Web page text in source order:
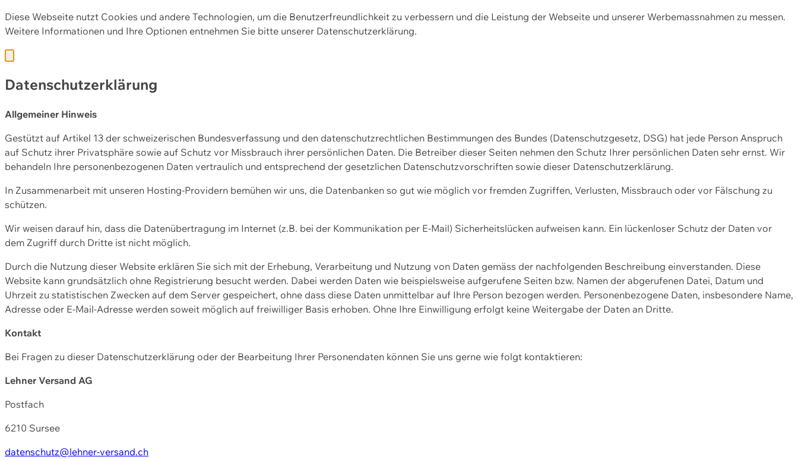
Diese Webseite nutzt Cookies und andere Technologien, um die Benutzerfreundlichkeit zu verbessern und die Leistung der Webseite und unserer Werbemassnahmen zu messen.
Weitere Informationen und Ihre Optionen entnehmen Sie bitte unserer Datenschutzerklärung.
Datenschutzerklärung
Allgemeiner Hinweis
Gestützt auf Artikel 13 der schweizerischen Bundesverfassung und den datenschutzrechtlichen Bestimmungen des Bundes (Datenschutzgesetz, DSG) hat jede Person Anspruch
auf Schutz ihrer Privatsphäre sowie auf Schutz vor Missbrauch ihrer persönlichen Daten. Die Betreiber dieser Seiten nehmen den Schutz Ihrer persönlichen Daten sehr ernst. Wir
behandeln Ihre personenbezogenen Daten vertraulich und entsprechend der gesetzlichen Datenschutzvorschriften sowie dieser Datenschutzerklärung.
In Zusammenarbeit mit unseren Hosting-Providern bemühen wir uns, die Datenbanken so gut wie möglich vor fremden Zugriffen, Verlusten, Missbrauch oder vor Fälschung zu
schützen.
Wir weisen darauf hin, dass die Datenübertragung im Internet (z.B. bei der Kommunikation per E-Mail) Sicherheitslücken aufweisen kann. Ein lückenloser Schutz der Daten vor
dem Zugriff durch Dritte ist nicht möglich.
Durch die Nutzung dieser Website erklären Sie sich mit der Erhebung, Verarbeitung und Nutzung von Daten gemäss der nachfolgenden Beschreibung einverstanden. Diese
Website kann grundsätzlich ohne Registrierung besucht werden. Dabei werden Daten wie beispielsweise aufgerufene Seiten bzw. Namen der abgerufenen Datei, Datum und
Uhrzeit zu statistischen Zwecken auf dem Server gespeichert, ohne dass diese Daten unmittelbar auf Ihre Person bezogen werden. Personenbezogene Daten, insbesondere Name,
Adresse oder E-Mail-Adresse werden soweit möglich auf freiwilliger Basis erhoben. Ohne Ihre Einwilligung erfolgt keine Weitergabe der Daten an Dritte.
Kontakt
Bei Fragen zu dieser Datenschutzerklärung oder der Bearbeitung Ihrer Personendaten können Sie uns gerne wie folgt kontaktieren:
Lehner Versand AG
Postfach
6210 Sursee
datenschutz@lehner-versand.ch